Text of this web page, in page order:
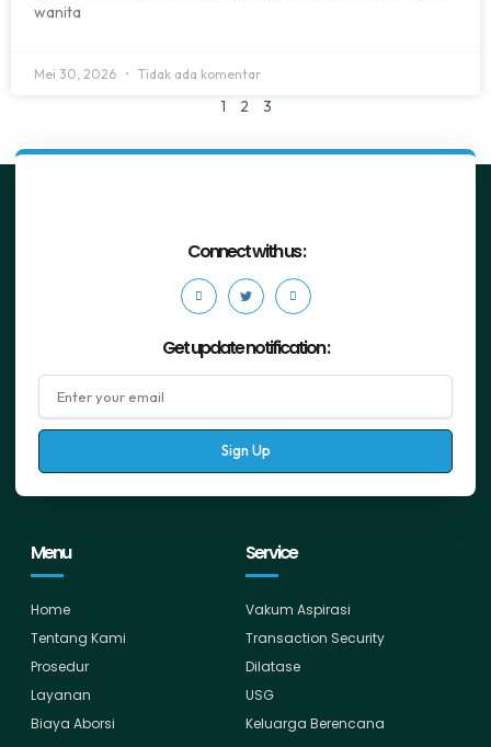
wanita
Mei 30, 2026 Tidak ada komentar
1 2 3
Connect with us :
Get update notification :
Sign Up
Menu
Home
Tentang Kami
Prosedur
Layanan
Biaya Aborsi
Service
Vakum Aspirasi
Transaction Security
Dilatase
USG
Keluarga Berencana